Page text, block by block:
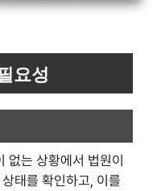
요성
없는 상황에서 법원이
태를 확인하고, 이를